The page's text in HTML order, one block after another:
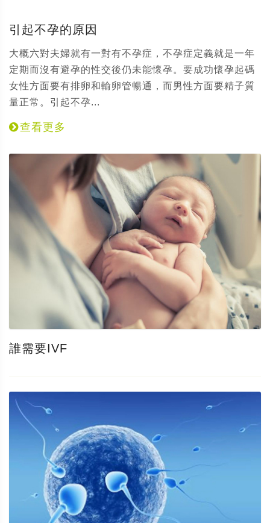
引起不孕的原因
大概六對夫婦就有一對有不孕症，不孕症定義就是一年
定期而沒有避孕的性交後仍未能懷孕。要成功懷孕起碼
女性方面要有排卵和輸卵管暢通，而男性方面要精子質
量正常。引起不孕...
查看更多
誰需要IVF